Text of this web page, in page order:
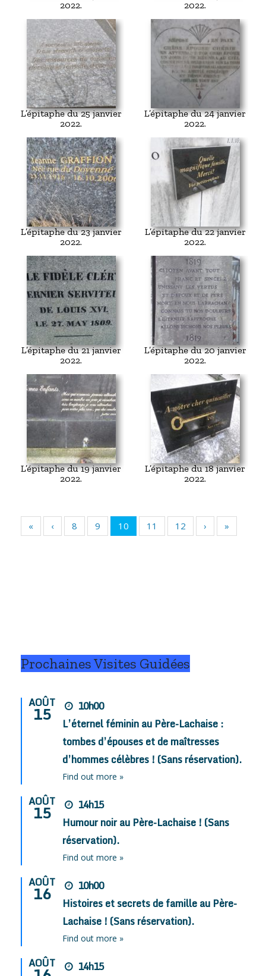
2022.
2022.
L’épitaphe du 25 janvier
2022.
L’épitaphe du 24 janvier
2022.
L’épitaphe du 23 janvier
2022.
L’épitaphe du 22 janvier
2022.
L’épitaphe du 21 janvier
2022.
L’épitaphe du 20 janvier
2022.
L’épitaphe du 19 janvier
2022.
L’épitaphe du 18 janvier
2022.
« ‹ 8 9 10 11 12 › »
Prochaines Visites Guidées
AOÛT
15
10h00
L’éternel féminin au Père-Lachaise :
tombes d’épouses et de maîtresses
d’hommes célèbres ! (Sans réservation).
Find out more »
AOÛT
15
14h15
Humour noir au Père-Lachaise ! (Sans
réservation).
Find out more »
AOÛT
16
10h00
Histoires et secrets de famille au Père-
Lachaise ! (Sans réservation).
Find out more »
AOÛT
14h15